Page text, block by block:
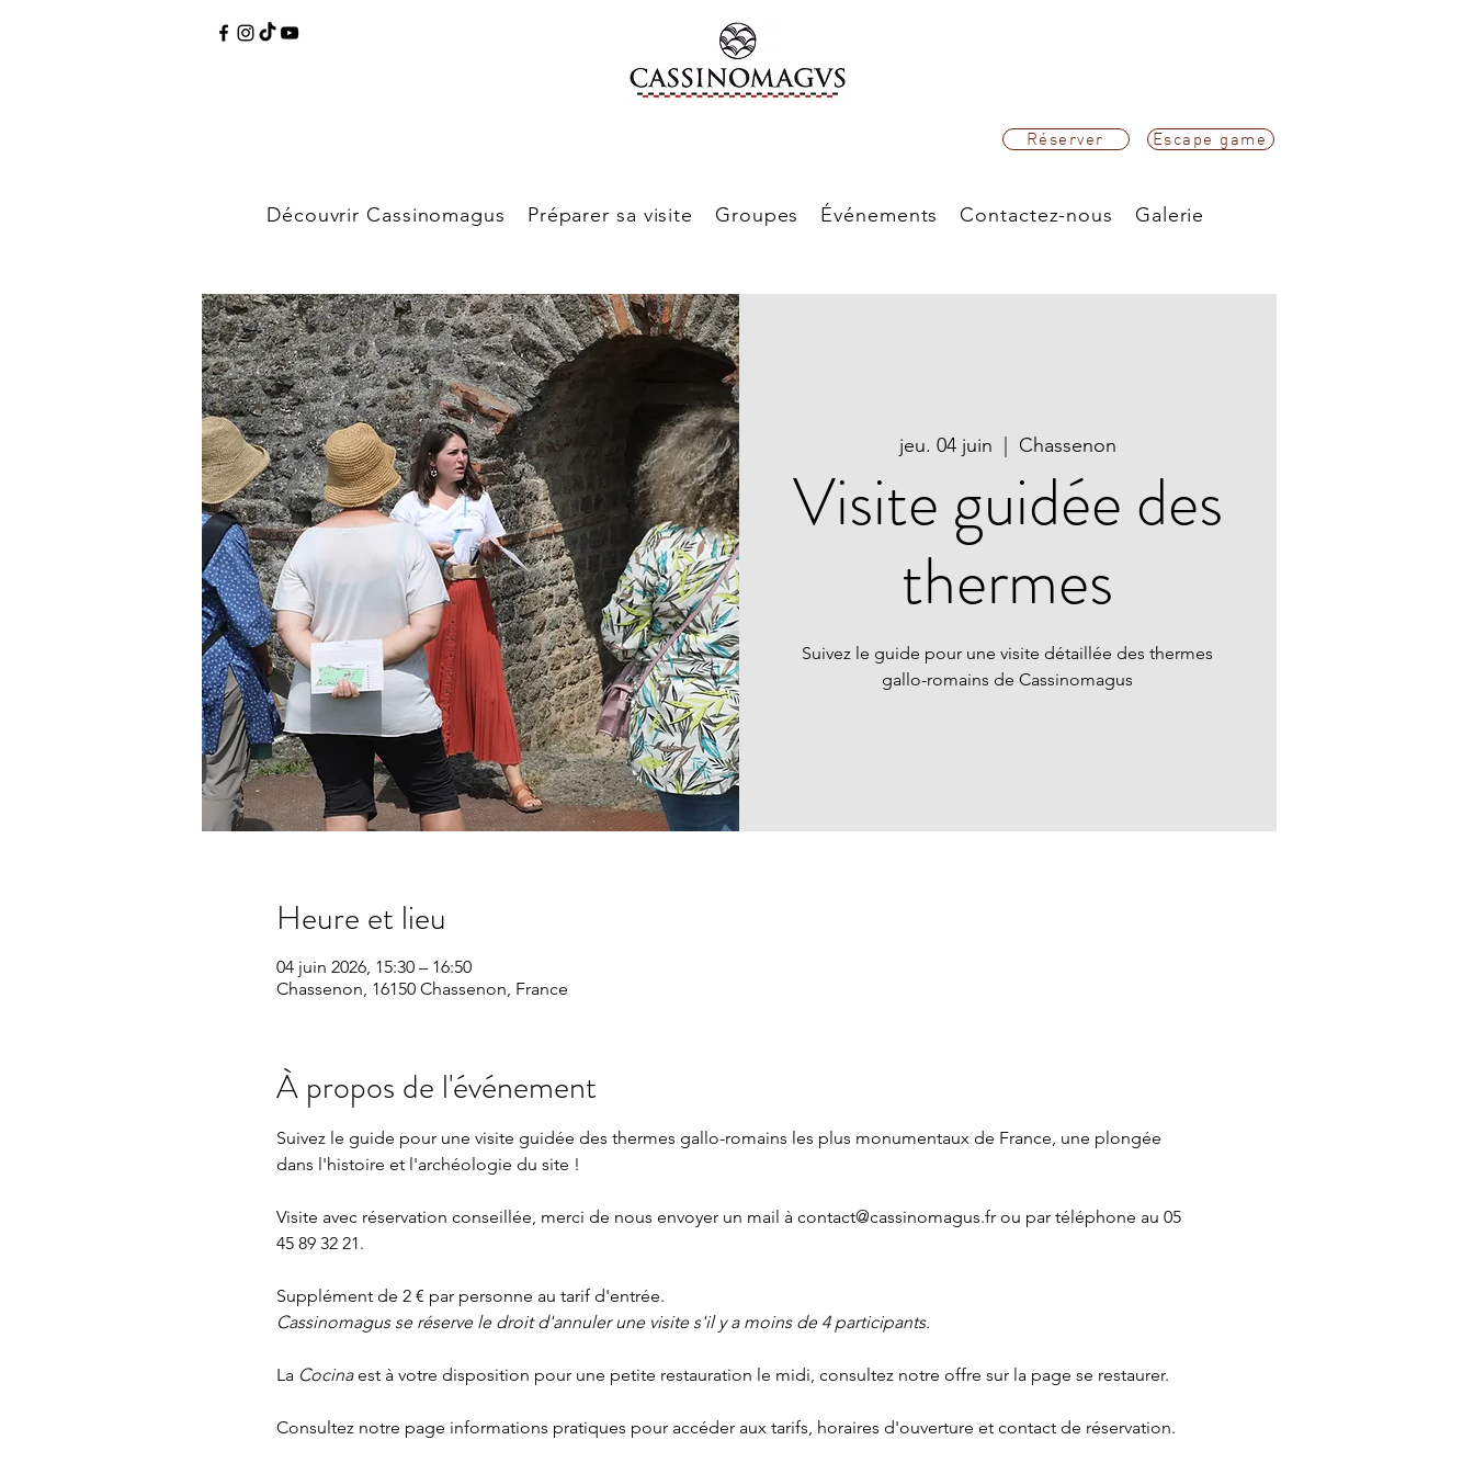
Réserver Escape game
Découvrir Cassinomagus Préparer sa visite Groupes Événements Contactez-nous Galerie
jeu. 04 juin
  |
Chassenon
Visite guidée des
thermes
Suivez le guide pour une visite détaillée des thermes
gallo-romains de Cassinomagus
Heure et lieu
04 juin 2026, 15:30 – 16:50
Chassenon, 16150 Chassenon, France
À propos de l'événement
Suivez le guide pour une visite guidée des thermes gallo-romains les plus monumentaux de France, une plongée
dans l'histoire et l'archéologie du site !
Visite avec réservation conseillée, merci de nous envoyer un mail à contact@cassinomagus.fr ou par téléphone au 05
45 89 32 21.
Supplément de 2 € par personne au tarif d'entrée.
Cassinomagus se réserve le droit d'annuler une visite s'il y a moins de 4 participants.
La Cocina est à votre disposition pour une petite restauration le midi, consultez notre offre sur la page se restaurer.
Consultez notre page informations pratiques pour accéder aux tarifs, horaires d'ouverture et contact de réservation.